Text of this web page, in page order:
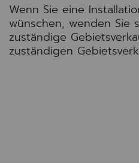
Wenn Sie eine
wünschen, wenden Sie
zuständige
zuständigen